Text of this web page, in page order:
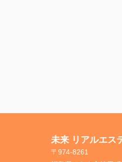
未来 リアルエス
〒974-8261